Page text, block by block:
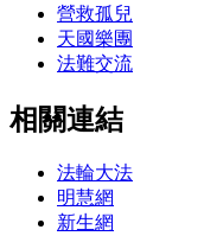
營救孤兒
天國樂團
法難交流
相關連結
法輪大法
明慧網
新生網